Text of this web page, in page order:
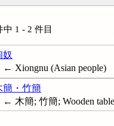
中 1 - 2 件目
奴
← Xiongnu (Asian people)
簡・竹簡
← 木簡; 竹簡; Wooden